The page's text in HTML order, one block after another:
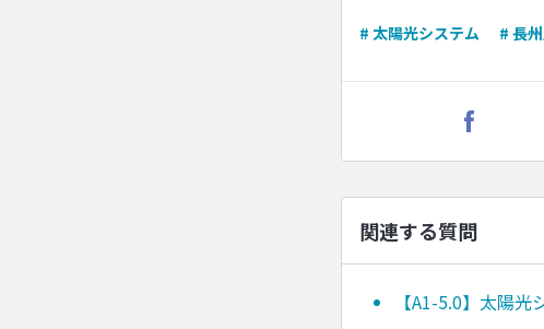
# 太陽光システム # 長
関連する質問
【A1-5.0】太陽光